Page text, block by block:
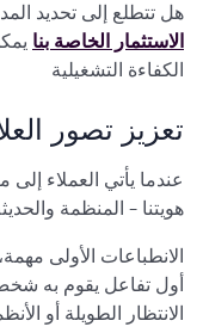
هل تتطلع إلى تحديد
الاستثمار الخاصة بنا
الكفاءة التشغيلية
تعزيز تصور
عندما يأتي العملاء
هويتنا - المنظمة
الانطباعات الأولى
أول تفاعل يقوم به
الانتظار الطويلة أو